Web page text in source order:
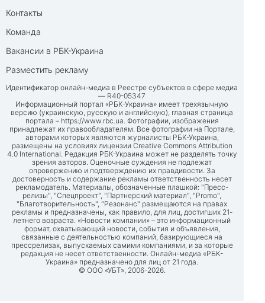
Контакты
Команда
Вакансии в РБК-Украина
Разместить рекламу
Идентификатор онлайн-медиа в Реестре субъектов в сфере медиа
— R40-05347
Информационный портал «РБК-Украина» имеет трехязычную
версию (украинскую, русскую и английскую), главная страница
портала – https://www.rbc.ua. Фотографии, изображения
принадлежат их правообладателям. Все фотографии на Портале,
авторами которых являются журналисты РБК-Украина,
размещены на условиях лицензии Creative Commons Attribution
4.0 International. Редакция РБК-Украина может не разделять точку
зрения авторов. Оценочные суждения не подлежат
опровержению и подтверждению их правдивости. За
достоверность и содержание рекламы ответственность несет
рекламодатель. Материалы, обозначенные плашкой: "Пресс-
релизы", "Спецпроект", "Партнерский материал", "Promo",
"Благотворительность", "Резонанс" размещаются на правах
рекламы и предназначены, как правило, для лиц, достигших 21-
летнего возраста. «Новости компании» – это информационный
формат, охватывающий новости, события и объявления,
связанные с деятельностью компаний, базирующиеся на
прессрелизах, выпускаемых самими компаниями, и за которые
редакция не несет ответственности. Онлайн-медиа «РБК-
Украина» предназначено для лиц от 21 года.
© ООО «УБТ», 2006-2026.